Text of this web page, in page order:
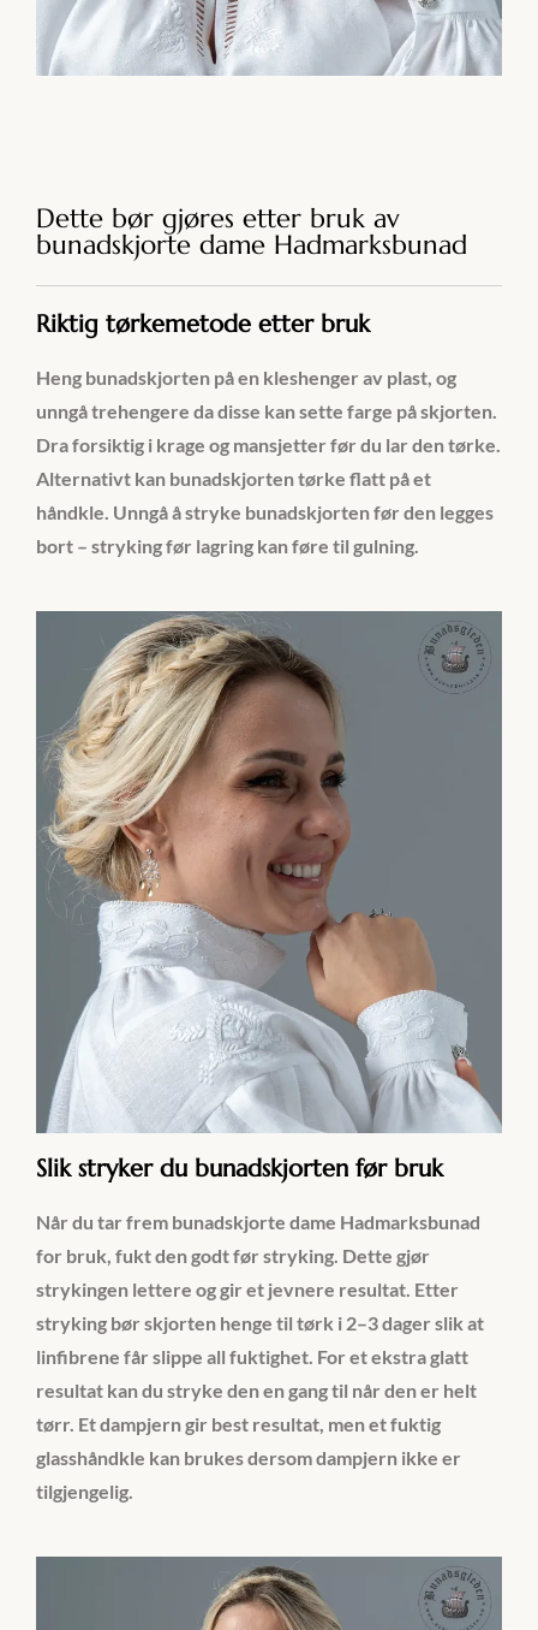
Dette bør gjøres etter bruk av
bunadskjorte dame Hadmarksbunad
Riktig tørkemetode etter bruk
Heng bunadskjorten på en kleshenger av plast, og
unngå trehengere da disse kan sette farge på skjorten.
Dra forsiktig i krage og mansjetter før du lar den tørke.
Alternativt kan bunadskjorten tørke flatt på et
håndkle. Unngå å stryke bunadskjorten før den legges
bort – stryking før lagring kan føre til gulning.
Slik stryker du bunadskjorten før bruk
Når du tar frem bunadskjorte dame Hadmarksbunad
for bruk, fukt den godt før stryking. Dette gjør
strykingen lettere og gir et jevnere resultat. Etter
stryking bør skjorten henge til tørk i 2–3 dager slik at
linfibrene får slippe all fuktighet. For et ekstra glatt
resultat kan du stryke den en gang til når den er helt
tørr. Et dampjern gir best resultat, men et fuktig
glasshåndkle kan brukes dersom dampjern ikke er
tilgjengelig.